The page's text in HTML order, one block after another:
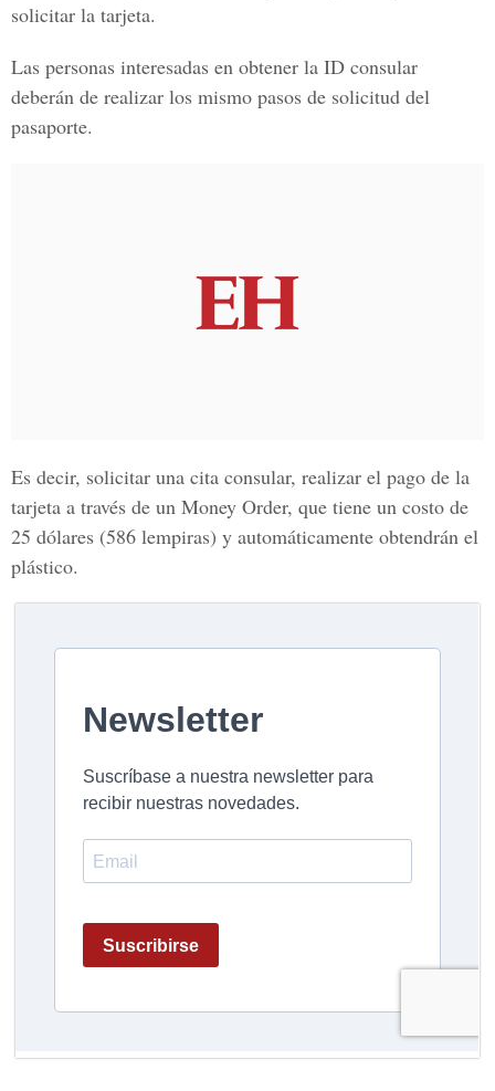
solicitar la tarjeta.
Las personas interesadas en obtener la ID consular
deberán de realizar los mismo pasos de solicitud del
pasaporte.
Es decir, solicitar una cita consular, realizar el pago de la
tarjeta a través de un Money Order, que tiene un costo de
25 dólares (586 lempiras) y automáticamente obtendrán el
plástico.